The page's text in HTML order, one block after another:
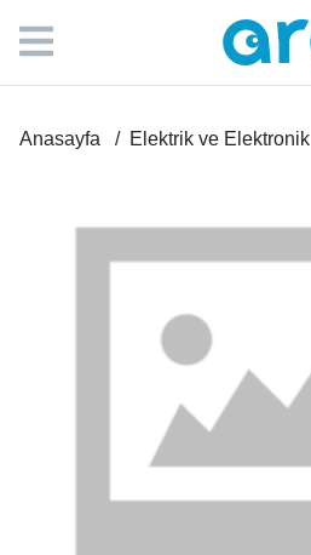
Anasayfa Elektrik ve Elektronik